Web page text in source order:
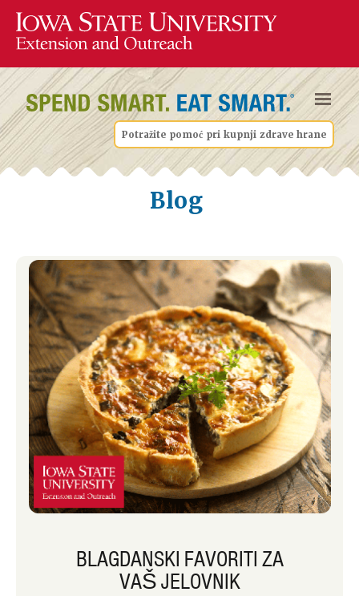
Potražite pomoć pri kupnji zdrave hrane
Blog
BLAGDANSKI FAVORITI ZA
VAŠ JELOVNIK